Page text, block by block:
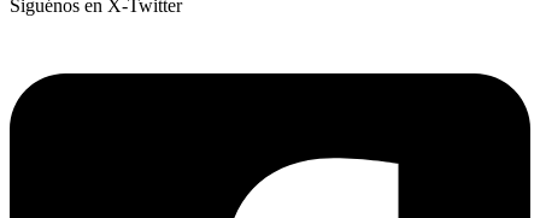
Siguénos en X-Twitter